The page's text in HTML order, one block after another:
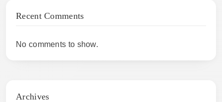
Recent Comments
No comments to show.
Archives